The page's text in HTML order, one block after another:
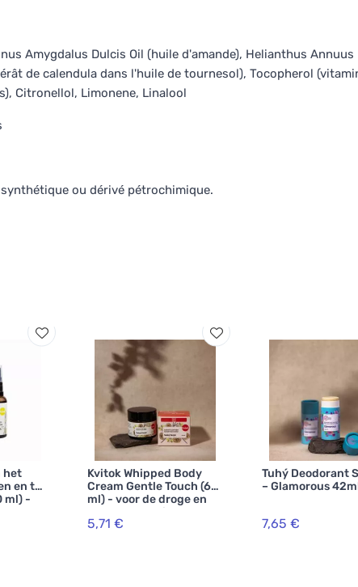
Amygdalus Dulcis Oil (huile d'amande), Helianthus Annuus
de calendula dans l'huile de tournesol), Tocopherol
Citronellol, Limonene, Linalool
ou dérivé pétrochimique.
het
en te
ml) -
Kvitok Whipped Body
Cream Gentle Touch (60
ml) - voor de droge en
gestresste huid
5,71 €
Tuhý Deodorant
– Glamorous
7,65 €